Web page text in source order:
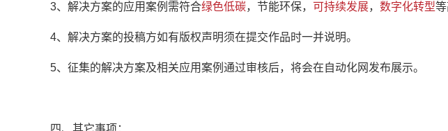
3、解决方案的应用案例需符合绿色低碳，节能环保， 可持续发展， 数字化转型等
4、解决方案的投稿方如有版权声明须在提交作品时一并说明。
5、征集的解决方案及相关应用案例通过审核后，将会在自动化网发布展示。
四、其它事项：